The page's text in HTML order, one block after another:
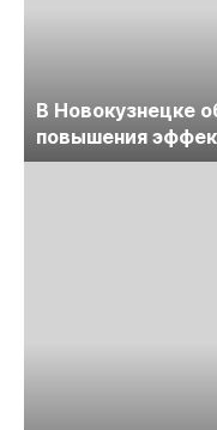
В Новокузнецке
повышения
предприятий